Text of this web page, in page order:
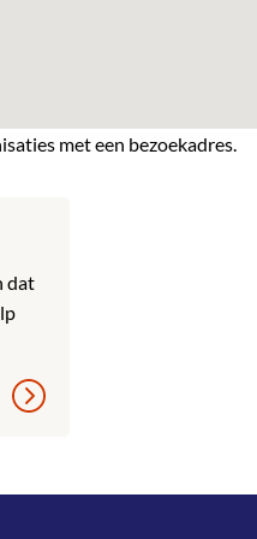
met een bezoekadres.
dat